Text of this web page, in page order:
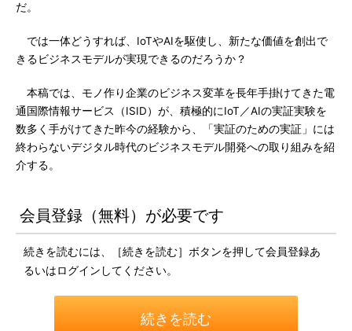
だ。
では一体どうすれば、IoTやAIを駆使し、新たな価値を創出で
きるビジネスモデルが実現できるのだろうか？
本稿では、モノ作り企業のビジネス変革を長年手掛けてきた電
通国際情報サービス（ISID）が、積極的にIoT／AIの実証実験を
数多く手がけてきた昨今の経験から、「実証のための実証」には
終わらないデジタル時代のビジネスモデル開発への取り組みを紹
介する。
会員登録（無料）が必要です
続きを読むには、［続きを読む］ボタンを押して会員登録あ
るいはログインしてください。
続きを読む